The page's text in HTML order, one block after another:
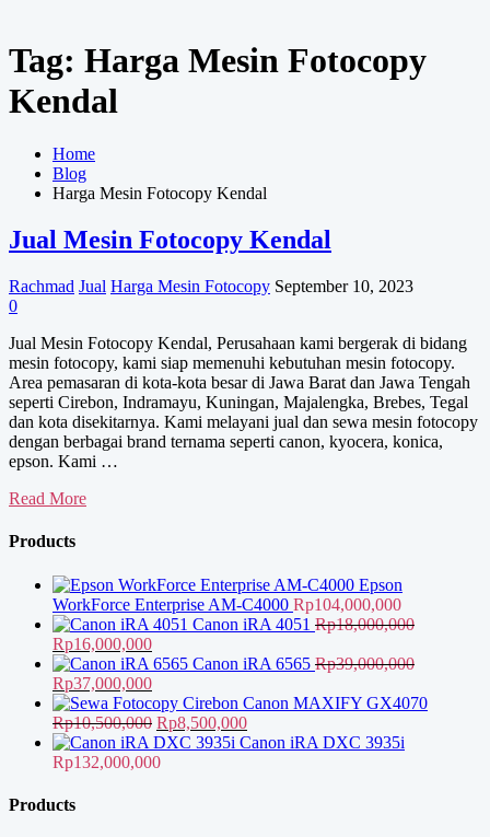
Tag: Harga Mesin Fotocopy
Kendal
Home
Blog
Harga Mesin Fotocopy Kendal
Jual Mesin Fotocopy Kendal
Rachmad Jual Harga Mesin Fotocopy September 10, 2023
0
Jual Mesin Fotocopy Kendal, Perusahaan kami bergerak di bidang
mesin fotocopy, kami siap memenuhi kebutuhan mesin fotocopy.
Area pemasaran di kota-kota besar di Jawa Barat dan Jawa Tengah
seperti Cirebon, Indramayu, Kuningan, Majalengka, Brebes, Tegal
dan kota disekitarnya. Kami melayani jual dan sewa mesin fotocopy
dengan berbagai brand ternama seperti canon, kyocera, konica,
epson. Kami …
Jual
Fotocopy
Read More
Products
Epson
WorkForce Enterprise AM-C4000 Rp104,000,000
Canon iRA 4051 Rp18,000,000
Harga
aslinya
adalah:
Rp18,000,000.
Rp16,000,000Harga
saat
ini
adalah:
Rp16,000,000.
Canon iRA 6565 Rp39,000,000
Harga
aslinya
adalah:
Rp39,000,000.
Rp37,000,000Harga
saat
ini
adalah:
Rp37,000,000.
Canon MAXIFY GX4070
Rp10,500,000 Harga
aslinya
adalah:
Rp8,500,000Harga
saat
Canon iRA DXC 3935i
Rp132,000,000
Products